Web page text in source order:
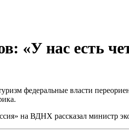
«У нас есть
федеральные власти
на ВДНХ рассказал министр